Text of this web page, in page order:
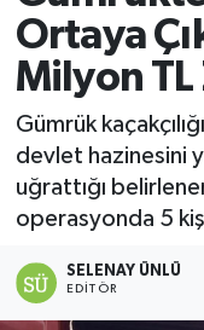
Ortaya
Milyon TL
Gümrük
devlet hazinesini
uğrattığı
operasyonda 5
SELENAY ÜNLÜ
EDITÖR